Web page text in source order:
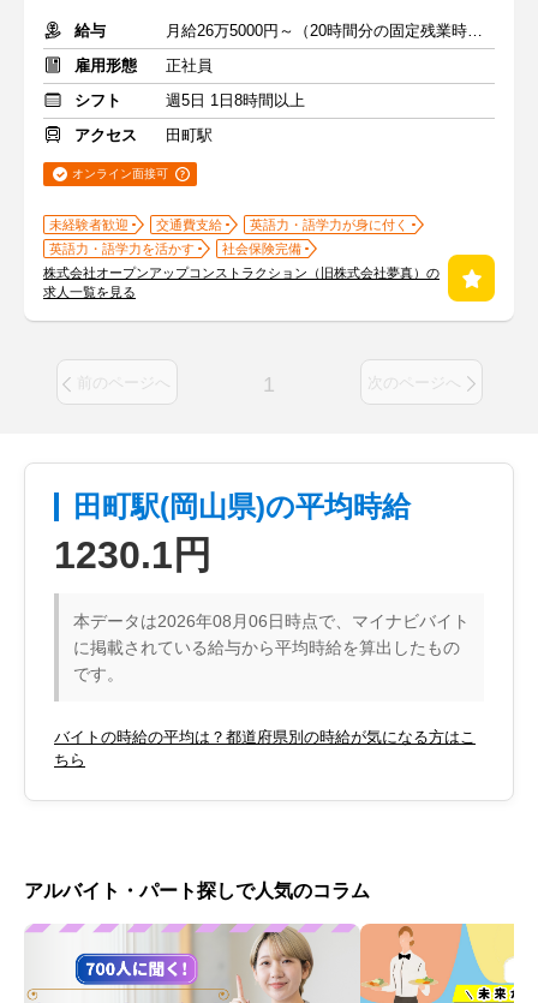
給与
月給26万5000円～（20時間分の固定残業時間代を含む）
雇用形態
正社員
シフト
週5日 1日8時間以上
アクセス
田町駅
オンライン面接可
未経験者歓迎 交通費支給
英語力・語学力が身に付く
英語力・語学力を活かす
社会保険完備
株式会社オープンアップコンストラクション（旧株式会社夢真）の
求人一覧を見る
前のページへ 1 次のページへ
田町駅(岡山県)の平均時給
1230.1円
本データは2026年08月06日時点で、マイナビバイト
に掲載されている給与から平均時給を算出したもの
です。
バイトの時給の平均は？都道府県別の時給が気になる方はこ
ちら
アルバイト・パート探しで人気のコラム